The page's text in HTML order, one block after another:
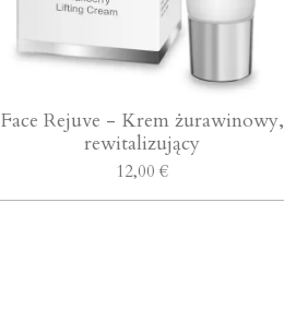
Face Rejuve - Krem żurawinowy,
rewitalizujący
12,00 €